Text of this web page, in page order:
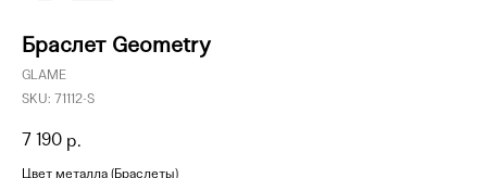
Браслет Geometry
GLAME
SKU: 71112-S
7 190 р.
Цвет металла (Браслеты)